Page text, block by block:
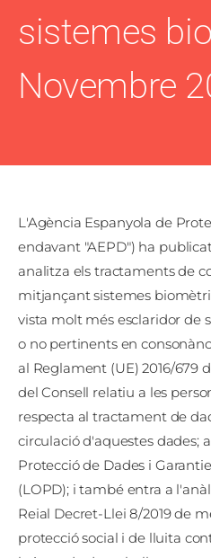
sistemes
Novembre
L'Agència Espanyola de
endavant "AEPD") ha
analitza els tractaments de
mitjançant sistemes
vista molt més esclaridor de
o no pertinents en
al Reglament (UE) 2016/679
del Consell relatiu a les
respecta al tractament de
circulació d'aquestes dades;
Protecció de Dades i
(LOPD); i també entra a
Reial Decret-Llei 8/2019 de
protecció social i de lluita